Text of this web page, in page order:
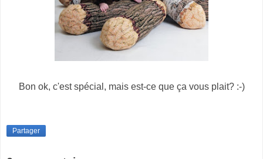
Bon ok, c'est spécial, mais est-ce que ça vous plait? :-)
Partager